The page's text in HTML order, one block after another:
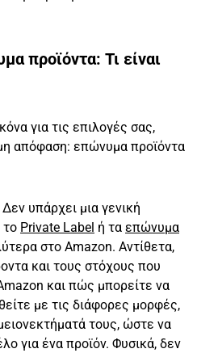
προϊόντα: Τι είναι
για τις επιλογές σας,
απόφαση: επώνυμα προϊόντα
υπάρχει μια γενική
το Private Label ή τα επώνυμα
στο Amazon. Αντίθετα,
και τους στόχους που
και πώς μπορείτε να
με τις διάφορες μορφές,
τους, ώστε να
για ένα προϊόν. Φυσικά, δεν